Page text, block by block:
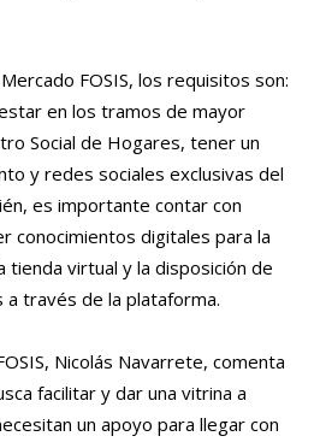
FOSIS, los requisitos son:
en los tramos de mayor
Social de Hogares, tener un
y redes sociales exclusivas del
es importante contar con
conocimientos digitales para la
tienda virtual y la disposición de
través de la plataforma.
Nicolás Navarrete, comenta
facilitar y dar una vitrina a
un apoyo para llegar con